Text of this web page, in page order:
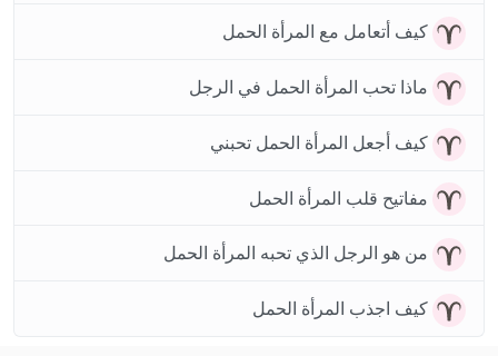
كيف أتعامل مع المرأة الحمل
ماذا تحب المرأة الحمل في الرجل
كيف أجعل المرأة الحمل تحبني
مفاتيح قلب المرأة الحمل
من هو الرجل الذي تحبه المرأة الحمل
كيف اجذب المرأة الحمل